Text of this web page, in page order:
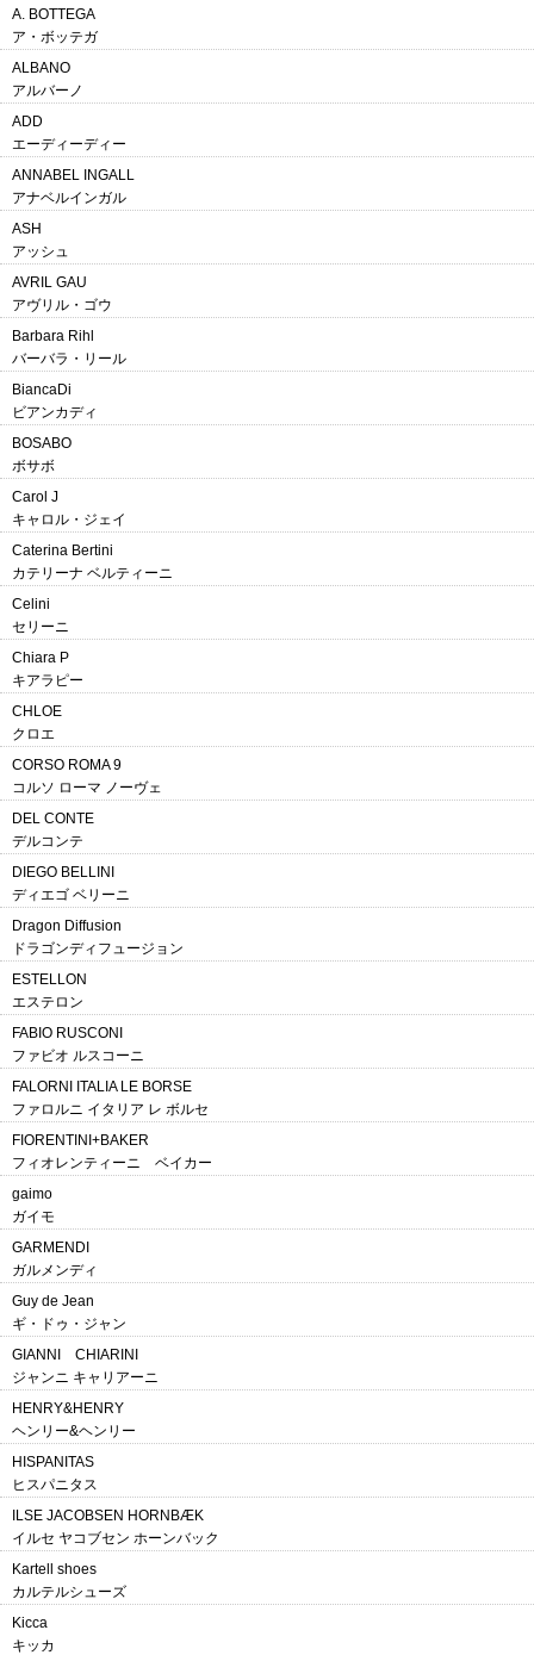
A. BOTTEGA
ア・ボッテガ
ALBANO
アルバーノ
ADD
エーディーディー
ANNABEL INGALL
アナベルインガル
ASH
アッシュ
AVRIL GAU
アヴリル・ゴウ
Barbara Rihl
バーバラ・リール
BiancaDi
ビアンカディ
BOSABO
ボサボ
Carol J
キャロル・ジェイ
Caterina Bertini
カテリーナ ベルティーニ
Celini
セリーニ
Chiara P
キアラピー
CHLOE
クロエ
CORSO ROMA 9
コルソ ローマ ノーヴェ
DEL CONTE
デルコンテ
DIEGO BELLINI
ディエゴ ベリーニ
Dragon Diffusion
ドラゴンディフュージョン
ESTELLON
エステロン
FABIO RUSCONI
ファビオ ルスコーニ
FALORNI ITALIA LE BORSE
ファロルニ イタリア レ ボルセ
FIORENTINI+BAKER
フィオレンティーニ ベイカー
gaimo
ガイモ
GARMENDI
ガルメンディ
Guy de Jean
ギ・ドゥ・ジャン
GIANNI CHIARINI
ジャンニ キャリアーニ
HENRY&HENRY
ヘンリー&ヘンリー
HISPANITAS
ヒスパニタス
ILSE JACOBSEN HORNBÆK
イルセ ヤコブセン ホーンバック
Kartell shoes
カルテルシューズ
Kicca
キッカ